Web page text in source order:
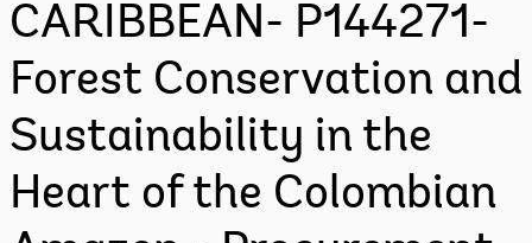
CARIBBEAN- P144271-
Forest Conservation and
Sustainability in the
Heart of the Colombian